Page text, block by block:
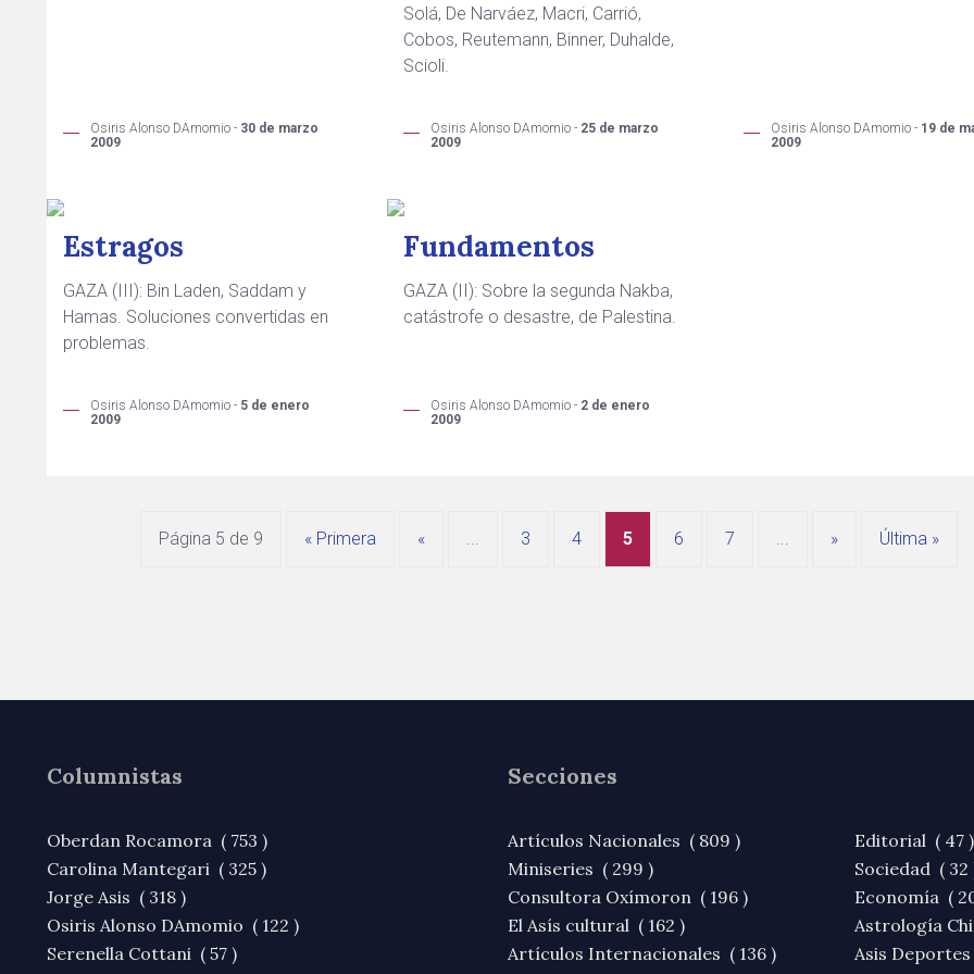
Osiris Alonso DAmomio - 30 de marzo
2009
Solá, De Narváez, Macri, Carrió,
Cobos, Reutemann, Binner, Duhalde,
Scioli.
Osiris Alonso DAmomio - 25 de marzo
2009
Osiris Alonso DAmomio - 19 de
2009
Estragos
GAZA (III): Bin Laden, Saddam y
Hamas. Soluciones convertidas en
problemas.
Osiris Alonso DAmomio - 5 de enero
2009
Fundamentos
GAZA (II): Sobre la segunda Nakba,
catástrofe o desastre, de Palestina.
Osiris Alonso DAmomio - 2 de enero
2009
Página 5 de 9 « Primera « ... 3 4 5 6 7 ... » Última »
Columnistas
Oberdan Rocamora ( 753 )
Carolina Mantegari ( 325 )
Jorge Asis ( 318 )
Osiris Alonso DAmomio ( 122 )
Serenella Cottani ( 57 )
Secciones
Artículos Nacionales ( 809 )
Miniseries ( 299 )
Consultora Oxímoron ( 196 )
El Asís cultural ( 162 )
Artículos Internacionales ( 136 )
Editorial ( 47 )
Sociedad ( 32
Economía (
Astrología
Asis